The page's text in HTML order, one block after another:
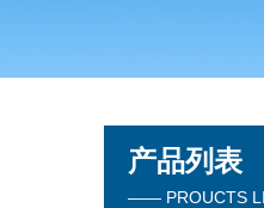
杭州川一实验仪器有
产品列表
—— PROUCTS